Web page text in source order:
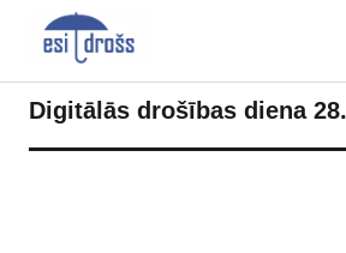
Digitālās drošības diena